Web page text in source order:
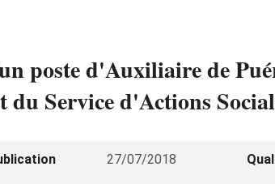
poste d'Auxiliaire de
Service d'Actions
27/07/2018